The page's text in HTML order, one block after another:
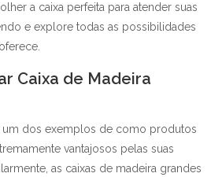
a caixa perfeita para atender suas
e explore todas as possibilidades
Caixa de Madeira
um dos exemplos de como produtos
vantajosos pelas suas
as caixas de madeira grandes